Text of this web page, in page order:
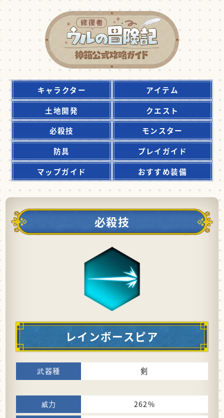
キャラクター
アイテム
土地開発
クエスト
必殺技
モンスター
防具
プレイガイド
マップガイド
おすすめ装備
必殺技
レインボースピア
剣
262%